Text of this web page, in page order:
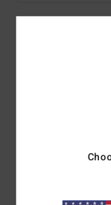
Top tubular